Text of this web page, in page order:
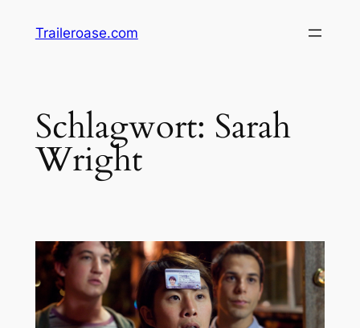
InhaltTraileroase.com
Schlagwort: Sarah
Wright